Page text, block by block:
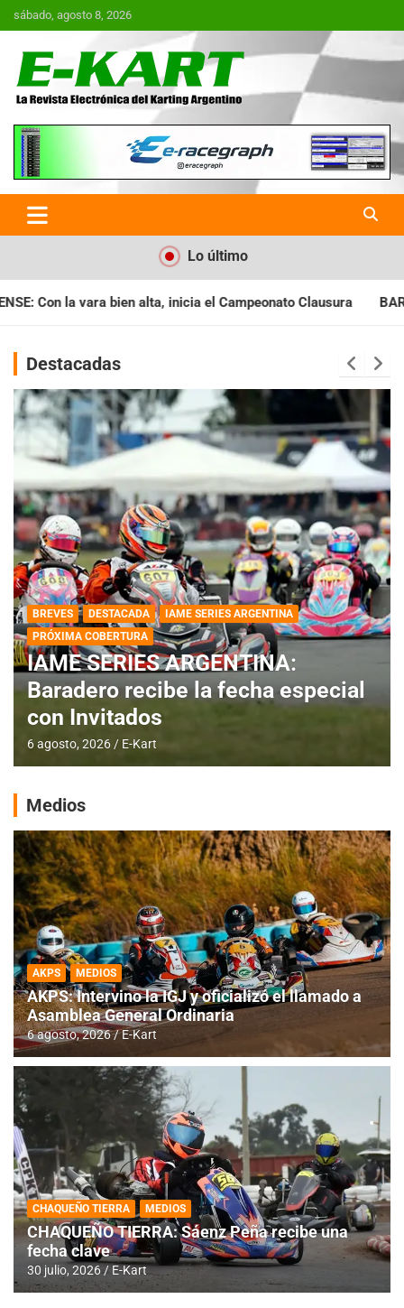
Saltar
al
sábado, agosto 8, 2026
E-Kart.com.ar | La Revista
Electrónica del Karting en
Argentina
Lo último
el Campeonato Clausura BARILOCHENSE: Preparan una
Destacadas
BREVES DESTACADA
IAME SERIES ARGENTINA
PRÓXIMA COBERTURA
IAME SERIES ARGENTINA:
Baradero recibe la fecha especial
con Invitados
6 agosto, 2026 E-Kart
Medios
AKPS MEDIOS
AKPS: Intervino la IGJ y oficializó el llamado a
Asamblea General Ordinaria
6 agosto, 2026 E-Kart
CHAQUEÑO TIERRA MEDIOS
CHAQUEÑO TIERRA: Sáenz Peña recibe una
fecha clave
30 julio, 2026 E-Kart